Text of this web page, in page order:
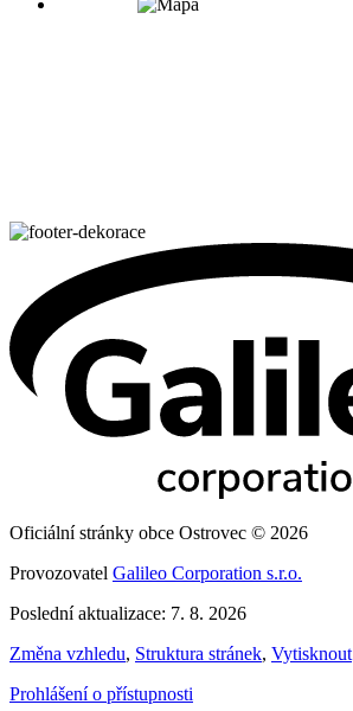
Oficiální stránky obce Ostrovec © 2026
Provozovatel Galileo Corporation s.r.o.
Poslední aktualizace: 7. 8. 2026
Změna vzhledu, Struktura stránek, Vytisknout
Prohlášení o přístupnosti